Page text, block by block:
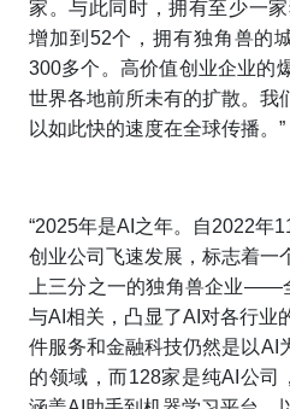
家。与此同时，拥有至少一
增加到52个，拥有独角兽的
300多个。高价值创业企业的
世界各地前所未有的扩散。我
以如此快的速度在全球传播。”
“2025年是AI之年。自2022年
创业公司飞速发展，标志着一
上三分之一的独角兽企业
与AI相关，凸显了AI对各行业
件服务和金融科技仍然是以AI
的领域，而128家是纯AI公司